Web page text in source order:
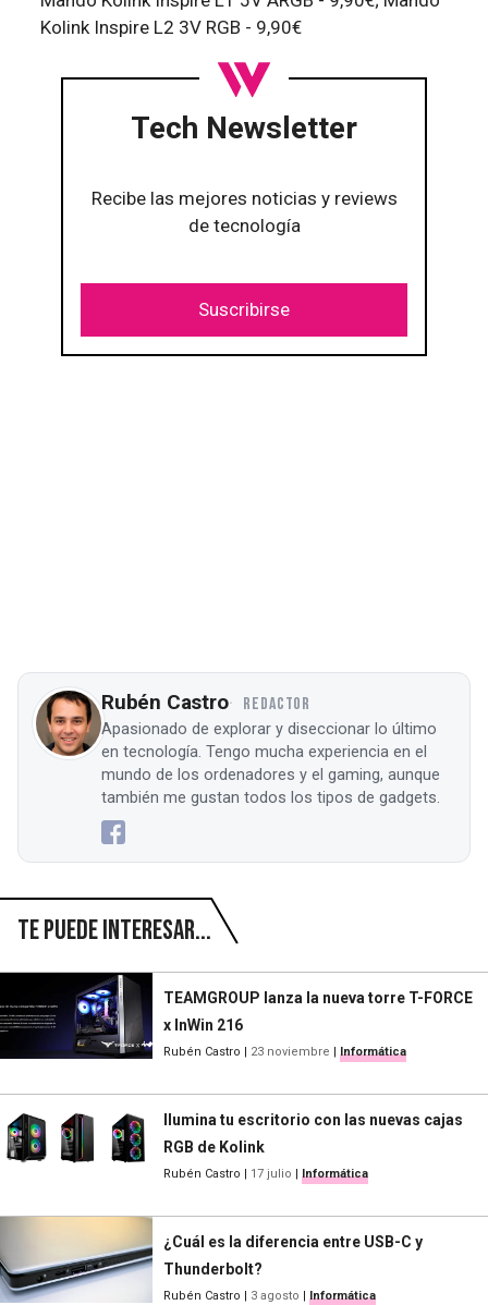
Kolink Inspire L2 3V RGB - 9,90€
Tech Newsletter
Recibe las mejores noticias y reviews
de tecnología
Suscribirse
Rubén Castro REDACTOR
Apasionado de explorar y diseccionar lo último
en tecnología. Tengo mucha experiencia en el
mundo de los ordenadores y el gaming, aunque
también me gustan todos los tipos de gadgets.
Te puede interesar...
TEAMGROUP lanza la nueva torre T-FORCE
x InWin 216
Rubén Castro 23 noviembre Informática
Ilumina tu escritorio con las nuevas cajas
RGB de Kolink
Rubén Castro 17 julio Informática
¿Cuál es la diferencia entre USB-C y
Thunderbolt?
Rubén Castro 3 agosto Informática